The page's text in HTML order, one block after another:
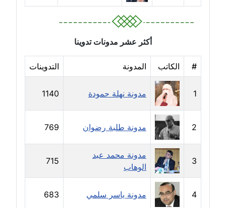
مدونة حسن رجب
مدونة حسن غريب
معلق
مدونة حسن محي الدين
متوفي
مدونة حسين العلي
عاملة
مدونة حسين درمشاكي
عاملة
أكثر عشر مدونات تدوينا
# الكاتب المدونة التدوينات
1 مدونة نهلة حمودة 1140
2 مدونة طلبة رضوان 769
3
مدونة محمد عبد
الوهاب
715
4 مدونة ياسر سلمي 683